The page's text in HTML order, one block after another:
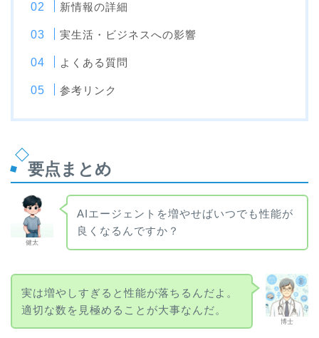
新情報の詳細
実生活・ビジネスへの影響
よくある質問
参考リンク
要点まとめ
健太
AIエージェントを増やせばいつでも性能が
良くなるんですか？
博士
実は増やしすぎると性能が落ちるんだよ。
適切な数を見極めることが大事なんだ。